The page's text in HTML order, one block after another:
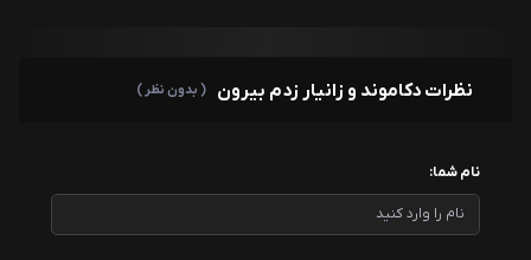
نظرات دکاموند و زانیار زدم بیرون ( بدون نظر )
نام شما: